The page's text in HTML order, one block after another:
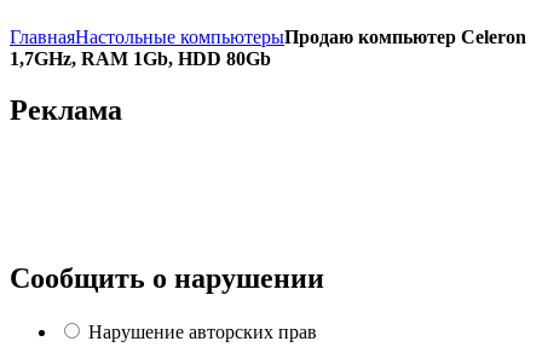
ГлавнаяНастольные компьютерыПродаю компьютер Celeron
1,7GHz, RAM 1Gb, HDD 80Gb
Реклама
Сообщить о нарушении
Нарушение авторских прав